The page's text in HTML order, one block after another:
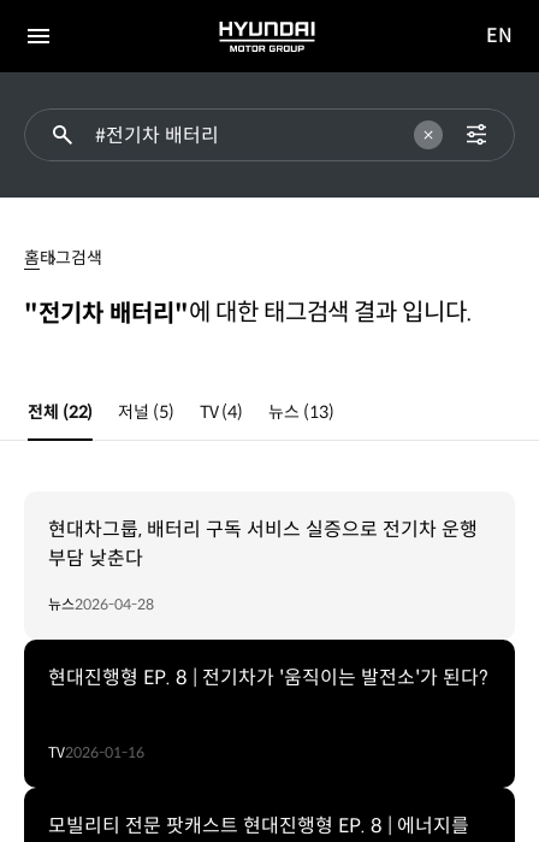
전체
HYUNDAI
MOTOR
이동
EN
배터리
홈태그검색
"전기차 배터리"에 대한 태그검색 결과 입니다.
전체 (22) 저널 (5) TV(4) 뉴스 (13)
현대차그룹, 배터리 구독 서비스 실증으로 전기차 운행
부담 낮춘다
뉴스2026-04-28
현대진행형 EP. 8 | 전기차가 '움직이는 발전소'가 된다?
TV2026-01-16
모빌리티 전문 팟캐스트 현대진행형 EP. 8 | 에너지를